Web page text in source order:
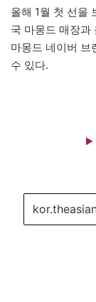
올해 1월 첫 선을
국 마몽드 매장과
마몽드 네이버 브
수 있다.